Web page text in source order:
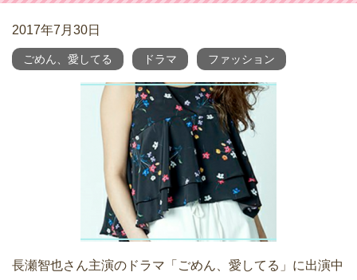
2017年7月30日
ごめん、愛してる ドラマ ファッション
長瀬智也さん主演のドラマ「ごめん、愛してる」に出演中